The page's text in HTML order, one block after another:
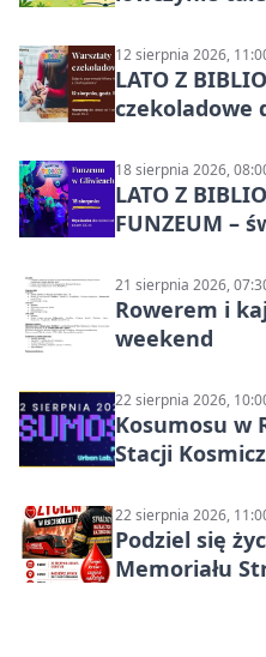
12 sierpnia 2026,
LATO Z
czekoladowe
18 sierpnia 2026,
LATO Z
FUNZEUM –
21 sierpnia 2026,
Rowerem i
weekend
22 sierpnia 2026,
Kosumosu w
Stacji
22 sierpnia 2026,
Podziel się
Memoriału